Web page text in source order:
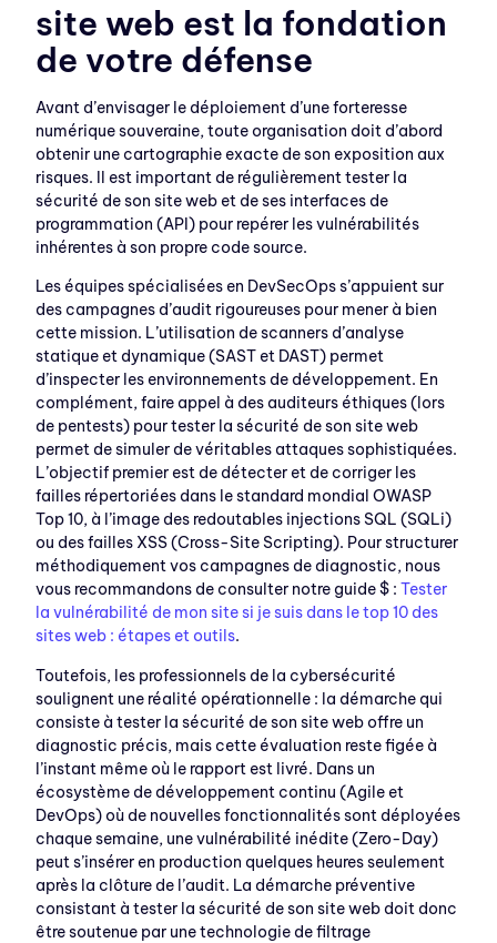
site web est la fondation
de votre défense
Avant d’envisager le déploiement d’une forteresse
numérique souveraine, toute organisation doit d’abord
obtenir une cartographie exacte de son exposition aux
risques. Il est important de régulièrement tester la
sécurité de son site web et de ses interfaces de
programmation (API) pour repérer les vulnérabilités
inhérentes à son propre code source.
Les équipes spécialisées en DevSecOps s’appuient sur
des campagnes d’audit rigoureuses pour mener à bien
cette mission. L’utilisation de scanners d’analyse
statique et dynamique (SAST et DAST) permet
d’inspecter les environnements de développement. En
complément, faire appel à des auditeurs éthiques (lors
de pentests) pour tester la sécurité de son site web
permet de simuler de véritables attaques sophistiquées.
L’objectif premier est de détecter et de corriger les
failles répertoriées dans le standard mondial OWASP
Top 10, à l’image des redoutables injections SQL (SQLi)
ou des failles XSS (Cross-Site Scripting). Pour structurer
méthodiquement vos campagnes de diagnostic, nous
vous recommandons de consulter notre guide $ : Tester
la vulnérabilité de mon site si je suis dans le top 10 des
sites web : étapes et outils.
Toutefois, les professionnels de la cybersécurité
soulignent une réalité opérationnelle : la démarche qui
consiste à tester la sécurité de son site web offre un
diagnostic précis, mais cette évaluation reste figée à
l’instant même où le rapport est livré. Dans un
écosystème de développement continu (Agile et
DevOps) où de nouvelles fonctionnalités sont déployées
chaque semaine, une vulnérabilité inédite (Zero-Day)
peut s’insérer en production quelques heures seulement
après la clôture de l’audit. La démarche préventive
consistant à tester la sécurité de son site web doit donc
être soutenue par une technologie de filtrage